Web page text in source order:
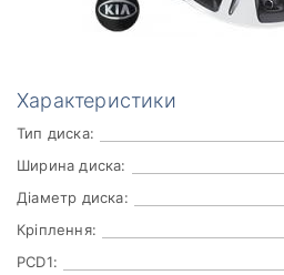
Характеристики
Тип диска:
Ширина диска:
Діаметр диска:
Кріплення:
PCD1: